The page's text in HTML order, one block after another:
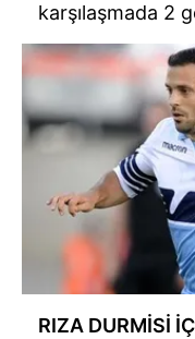
karşılaşmada 2
RIZA DURMİSİ